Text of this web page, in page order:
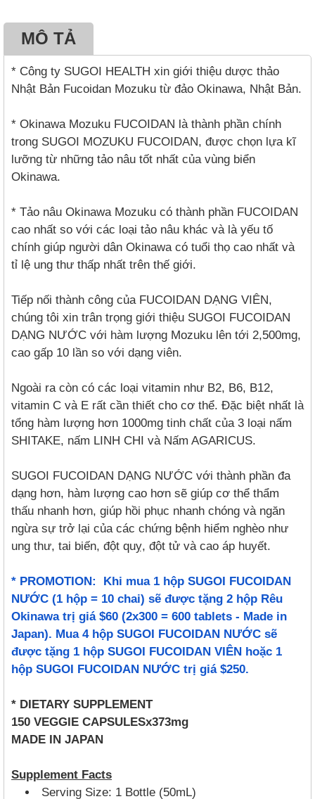
MÔ TẢ
* Công ty SUGOI HEALTH xin giới thiệu dược thảo
Nhật Bản Fucoidan Mozuku từ đảo Okinawa, Nhật Bản.
* Okinawa Mozuku FUCOIDAN là thành phần chính
trong SUGOI MOZUKU FUCOIDAN, được chọn lựa kĩ
lưỡng từ những tảo nâu tốt nhất của vùng biển
Okinawa.
* Tảo nâu Okinawa Mozuku có thành phần FUCOIDAN
cao nhất so với các loại tảo nâu khác và là yếu tố
chính giúp người dân Okinawa có tuổi thọ cao nhất và
tỉ lệ ung thư thấp nhất trên thế giới.
Tiếp nối thành công của FUCOIDAN DẠNG VIÊN,
chúng tôi xin trân trọng giới thiệu SUGOI FUCOIDAN
DẠNG NƯỚC với hàm lượng Mozuku lên tới 2,500mg,
cao gấp 10 lần so với dạng viên.
Ngoài ra còn có các loại vitamin như B2, B6, B12,
vitamin C và E rất cần thiết cho cơ thể. Đặc biệt nhất là
tổng hàm lượng hơn 1000mg tinh chất của 3 loại nấm
SHITAKE, nấm LINH CHI và Nấm AGARICUS.
SUGOI FUCOIDAN DẠNG NƯỚC với thành phần đa
dạng hơn, hàm lượng cao hơn sẽ giúp cơ thể thẩm
thấu nhanh hơn, giúp hồi phục nhanh chóng và ngăn
ngừa sự trở lại của các chứng bệnh hiểm nghèo như
ung thư, tai biến, đột quỵ, đột tử và cao áp huyết.
* PROMOTION: Khi mua 1 hộp SUGOI FUCOIDAN
NƯỚC (1 hộp = 10 chai) sẽ được tặng 2 hộp Rêu
Okinawa trị giá $60 (2x300 = 600 tablets - Made in
Japan). Mua 4 hộp SUGOI FUCOIDAN NƯỚC sẽ
được tặng 1 hộp SUGOI FUCOIDAN VIÊN hoặc 1
hộp SUGOI FUCOIDAN NƯỚC trị giá $250.
* DIETARY SUPPLEMENT
150 VEGGIE CAPSULESx373mg
MADE IN JAPAN
Supplement Facts
Serving Size: 1 Bottle (50mL)